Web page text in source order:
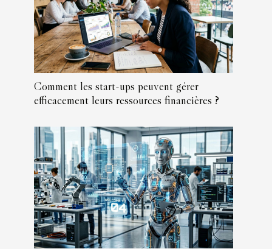
Comment les start-ups peuvent gérer
efficacement leurs ressources financières ?